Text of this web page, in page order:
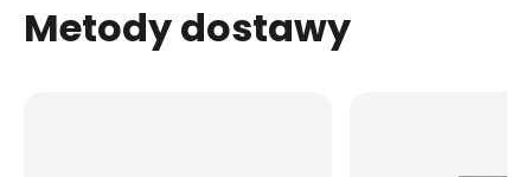
Metody dostawy